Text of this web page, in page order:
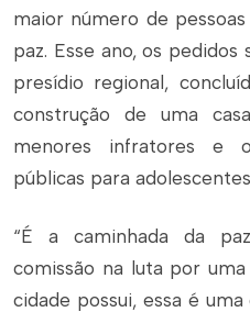
maior número de
paz. Esse ano, os
presídio regional,
construção de uma
menores infratores e
públicas para
“É a caminhada da
comissão na luta por
cidade possui, essa é